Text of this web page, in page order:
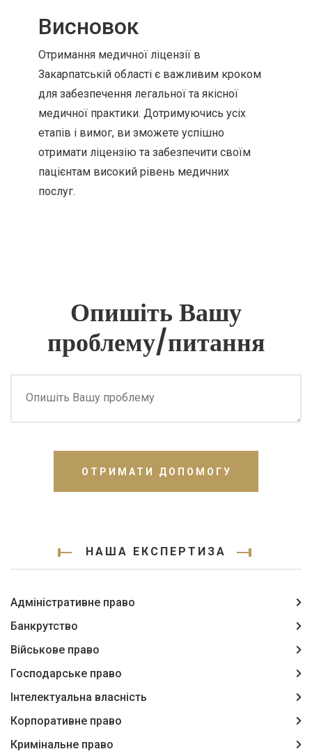
Висновок
Отримання медичної ліцензії в
Закарпатській області є важливим кроком
для забезпечення легальної та якісної
медичної практики. Дотримуючись усіх
етапів і вимог, ви зможете успішно
отримати ліцензію та забезпечити своїм
пацієнтам високий рівень медичних
послуг.
Опишіть Вашу
проблему/питання
ОТРИМАТИ ДОПОМОГУ
НАША ЕКСПЕРТИЗА
Адміністративне право
Банкрутство
Військове право
Господарське право
Інтелектуальна власність
Корпоративне право
Кримінальне право